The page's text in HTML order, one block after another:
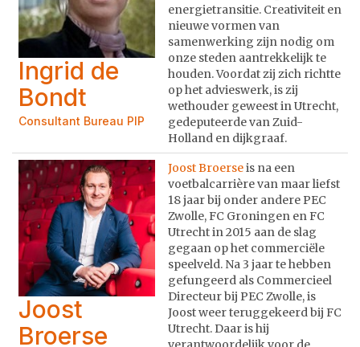
Ingrid de
Bondt
Consultant Bureau PIP
energietransitie. Creativiteit en
nieuwe vormen van
samenwerking zijn nodig om
onze steden aantrekkelijk te
houden. Voordat zij zich richtte
op het advieswerk, is zij
wethouder geweest in Utrecht,
gedeputeerde van Zuid-
Holland en dijkgraaf.
Joost
Broerse
Joost Broerseis na een
voetbalcarrière van maar liefst
18 jaar bij onder andere PEC
Zwolle, FC Groningen en FC
Utrecht in 2015 aan de slag
gegaan op het commerciële
speelveld. Na 3 jaar te hebben
gefungeerd als Commercieel
Directeur bij PEC Zwolle, is
Joost weer teruggekeerd bij FC
Utrecht. Daar is hij